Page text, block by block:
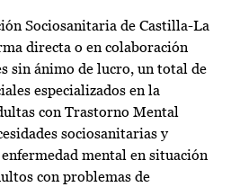
Sociosanitaria de Castilla-La
directa o en colaboración
sin ánimo de lucro, un total de
especializados en la
con Trastorno Mental
sociosanitarias y
mental en situación
con problemas de